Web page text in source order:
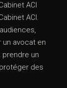
ACI
ACI.
un avocat en
prendre un
des